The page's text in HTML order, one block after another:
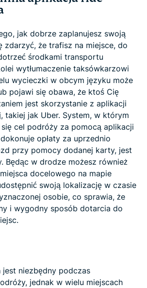
jak dobrze zaplanujesz swoją
zdarzyć, że trafisz na miejsce, do
środkami transportu
wytłumaczenie taksówkarzowi
wycieczki w obcym języku może
pojawi się obawa, że ktoś Cię
jest skorzystanie z aplikacji
takiej jak Uber. System, w którym
cel podróży za pomocą aplikacji
opłaty za uprzednio
przy pomocy dodanej karty, jest
Będąc w drodze możesz również
docelowego na mapie
swoją lokalizację w czasie
osobie, co sprawia, że
i wygodny sposób dotarcia do
jest niezbędny podczas
jednak w wielu miejscach